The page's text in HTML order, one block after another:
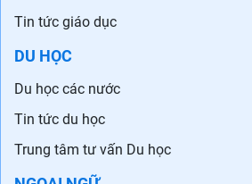
Tin tức giáo dục
DU HỌC
Du học các nước
Tin tức du học
Trung tâm tư vấn Du học